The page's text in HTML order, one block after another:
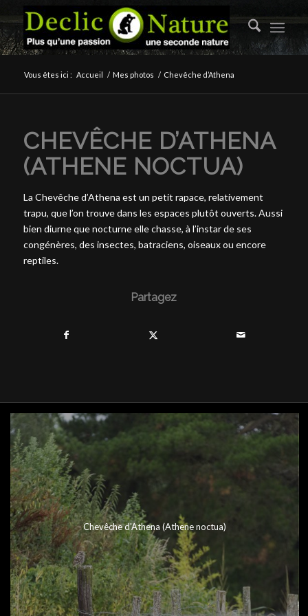
Vous êtes ici : Accueil / Mes photos / Chevêche d’Athena
CHEVÊCHE D’ATHENA
(ATHENE NOCTUA)
La Chevêche d’Athena est un petit rapace, relativement
trapu, que l’on trouve dans les espaces plutôt ouverts. Aussi
bien diurne que nocturne elle chasse, à l’instar de ses
congénères, des insectes, batraciens, oiseaux ou encore
reptiles.
Partagez
Chevêche d'Athena (Athene noctua)